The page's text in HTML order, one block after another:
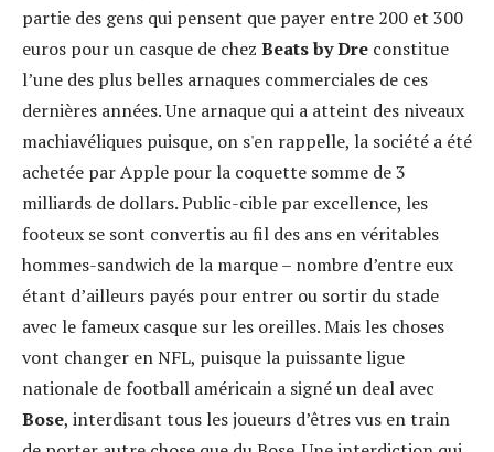
partie des gens qui pensent que payer entre 200 et 300
euros pour un casque de chez Beats by Dre constitue
l’une des plus belles arnaques commerciales de ces
dernières années. Une arnaque qui a atteint des niveaux
machiavéliques puisque, on s'en rappelle, la société a été
achetée par Apple pour la coquette somme de 3
milliards de dollars. Public-cible par excellence, les
footeux se sont convertis au fil des ans en véritables
hommes-sandwich de la marque – nombre d’entre eux
étant d’ailleurs payés pour entrer ou sortir du stade
avec le fameux casque sur les oreilles. Mais les choses
vont changer en NFL, puisque la puissante ligue
nationale de football américain a signé un deal avec
Bose, interdisant tous les joueurs d’êtres vus en train